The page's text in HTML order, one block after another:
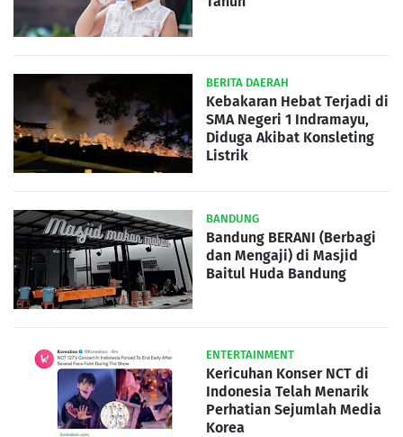
BERITA DAERAH
Kebakaran Hebat Terjadi di
SMA Negeri 1 Indramayu,
Diduga Akibat Konsleting
Listrik
BANDUNG
Bandung BERANI (Berbagi
dan Mengaji) di Masjid
Baitul Huda Bandung
ENTERTAINMENT
Kericuhan Konser NCT di
Indonesia Telah Menarik
Perhatian Sejumlah Media
Korea